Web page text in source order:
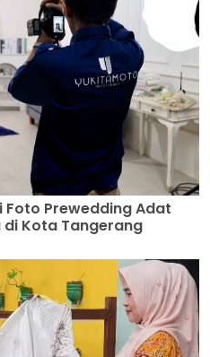
Prewedding Adat
di Kota Tangerang